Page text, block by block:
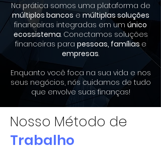
Na prática somos uma plataforma de
múltiplos bancos e múltiplas soluções
financeiras integradas em um único
ecossistema. Conectamos soluções
financeiras para pessoas, famílias e
empresas.
Enquanto você foca na sua vida e nos
seus negócios, nós cuidamos de tudo
que envolve suas finanças!
Nosso Método de
Trabalho